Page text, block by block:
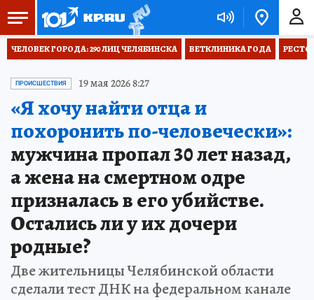
ЧЕЛОВЕК ГОРОДА: 290 ЛИЦ ЧЕЛЯБИНСКА ВЕТКЛИНИКА ГОДА
ПРОИСШЕСТВИЯ 19 мая 2026 8:27
«Я хочу найти отца и
похоронить по-человечески»:
мужчина пропал 30 лет назад,
а жена на смертном одре
призналась в его убийстве.
Остались ли у их дочери
родные?
Две жительницы Челябинской области
сделали тест ДНК на федеральном канале